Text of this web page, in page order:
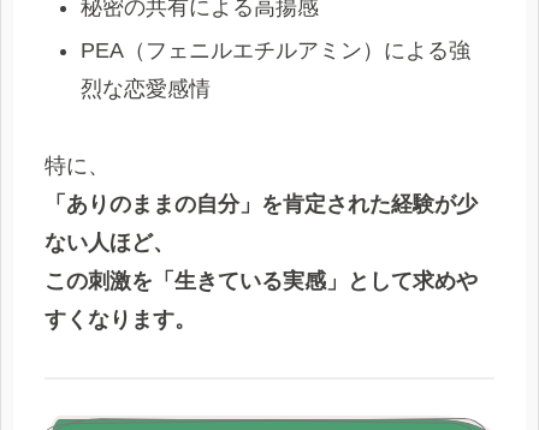
秘密の共有による高揚感
PEA（フェニルエチルアミン）による強
烈な恋愛感情
特に、
「ありのままの自分」を肯定された経験が少
ない人ほど、
この刺激を「生きている実感」として求めや
すくなります。